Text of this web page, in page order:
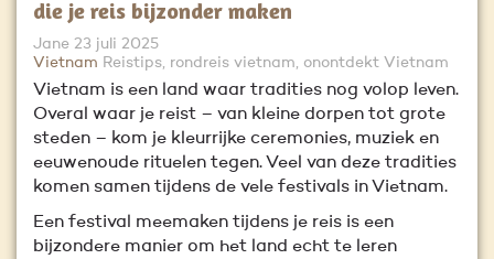
die je reis bijzonder maken
Jane 23 juli 2025
Vietnam Reistips, rondreis vietnam, onontdekt Vietnam
Vietnam is een land waar tradities nog volop leven.
Overal waar je reist – van kleine dorpen tot grote
steden – kom je kleurrijke ceremonies, muziek en
eeuwenoude rituelen tegen. Veel van deze tradities
komen samen tijdens de vele festivals in Vietnam.
Een festival meemaken tijdens je reis is een
bijzondere manier om het land echt te leren